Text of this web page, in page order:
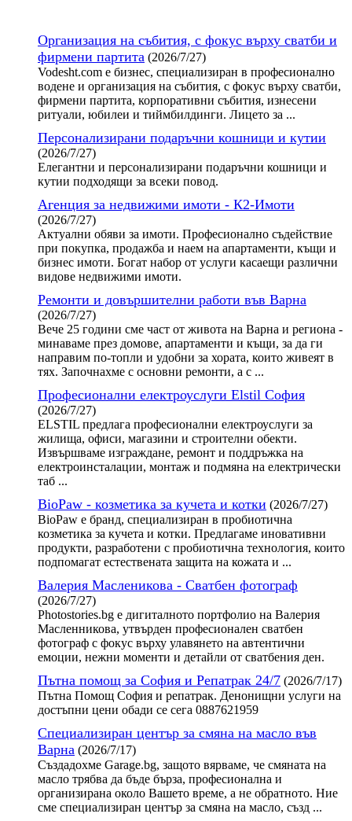
Организация на събития, с фокус върху сватби и
фирмени партита (2026/7/27)
Vodesht.com е бизнес, специализиран в професионално
водене и организация на събития, с фокус върху сватби,
фирмени партита, корпоративни събития, изнесени
ритуали, юбилеи и тиймбилдинги. Лицето за ...
Персонализирани подаръчни кошници и кутии
(2026/7/27)
Елегантни и персонализирани подаръчни кошници и
кутии подходящи за всеки повод.
Агенция за недвижими имоти - К2-Имоти
(2026/7/27)
Актуални обяви за имоти. Професионално съдействие
при покупка, продажба и наем на апартаменти, къщи и
бизнес имоти. Богат набор от услуги касаещи различни
видове недвижими имоти.
Ремонти и довършителни работи във Варна
(2026/7/27)
Вече 25 години сме част от живота на Варна и региона -
минаваме през домове, апартаменти и къщи, за да ги
направим по-топли и удобни за хората, които живеят в
тях. Започнахме с основни ремонти, а с ...
Професионални електроуслуги Elstil София
(2026/7/27)
ELSTIL предлага професионални електроуслуги за
жилища, офиси, магазини и строителни обекти.
Извършваме изграждане, ремонт и поддръжка на
електроинсталации, монтаж и подмяна на електрически
таб ...
BioPaw - козметика за кучета и котки (2026/7/27)
BioPaw е бранд, специализиран в пробиотична
козметика за кучета и котки. Предлагаме иновативни
продукти, разработени с пробиотична технология, които
подпомагат естествената защита на кожата и ...
Валерия Масленикова - Сватбен фотограф
(2026/7/27)
Photostories.bg е дигиталното портфолио на Валерия
Масленникова, утвърден професионален сватбен
фотограф с фокус върху улавянето на автентични
емоции, нежни моменти и детайли от сватбения ден.
Пътна помощ за София и Репатрак 24/7 (2026/7/17)
Пътна Помощ София и репатрак. Денонищни услуги на
достъпни цени обади се сега 0887621959
Специализиран център за смяна на масло във
Варна (2026/7/17)
Създадохме Garage.bg, защото вярваме, че смяната на
масло трябва да бъде бърза, професионална и
организирана около Вашето време, а не обратното. Ние
сме специализиран център за смяна на масло, създ ...